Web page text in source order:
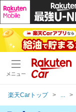
メニュー
楽天Carトップ